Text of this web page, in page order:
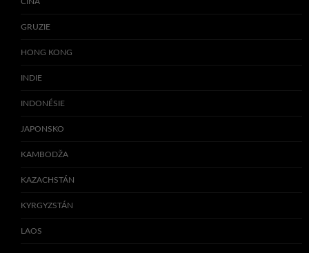
GRUZIE
HONG KONG
INDIE
INDONÉSIE
JAPONSKO
KAMBODŽA
KAZACHSTÁN
KYRGYZSTÁN
LAOS